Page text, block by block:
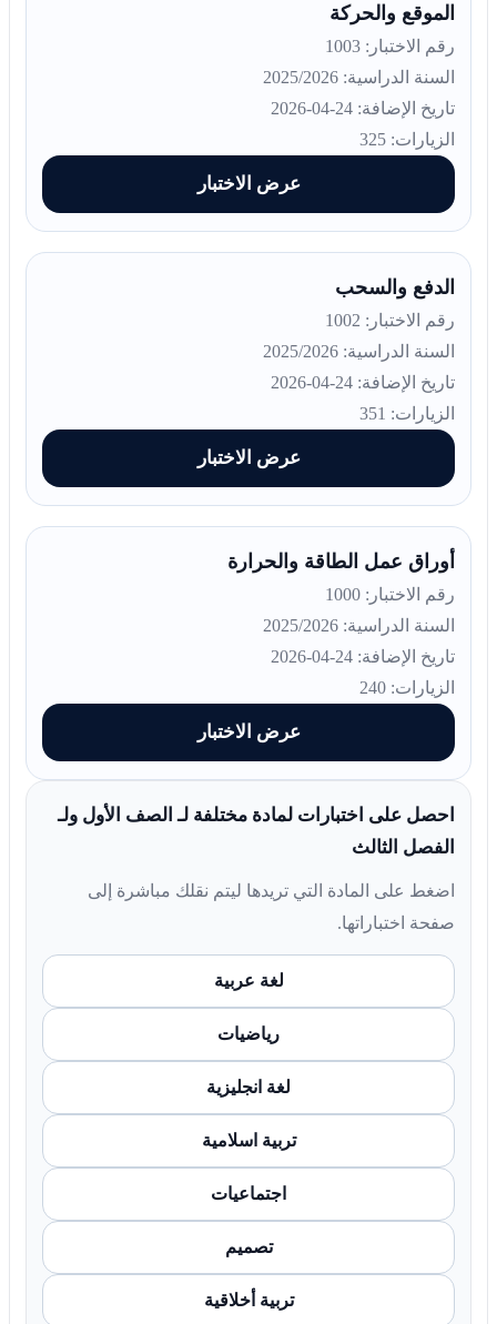
الموقع والحركة
رقم الاختبار: 1003
السنة الدراسية: 2025/2026
تاريخ الإضافة: 24-04-2026
الزيارات: 325
عرض الاختبار
الدفع والسحب
رقم الاختبار: 1002
السنة الدراسية: 2025/2026
تاريخ الإضافة: 24-04-2026
الزيارات: 351
عرض الاختبار
أوراق عمل الطاقة والحرارة
رقم الاختبار: 1000
السنة الدراسية: 2025/2026
تاريخ الإضافة: 24-04-2026
الزيارات: 240
عرض الاختبار
احصل على اختبارات لمادة مختلفة لـ الصف الأول ولـ
الفصل الثالث
اضغط على المادة التي تريدها ليتم نقلك مباشرة إلى
صفحة اختباراتها.
لغة عربية
رياضيات
لغة انجليزية
تربية اسلامية
اجتماعيات
تصميم
تربية أخلاقية